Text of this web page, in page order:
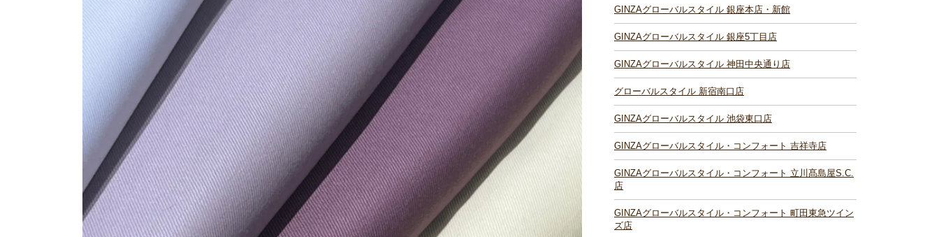
GINZAグローバルスタイル 銀座本店・新館
GINZAグローバルスタイル 銀座5丁目店
GINZAグローバルスタイル 神田中央通り店
グローバルスタイル 新宿南口店
GINZAグローバルスタイル 池袋東口店
GINZAグローバルスタイル・コンフォート 吉祥寺店
GINZAグローバルスタイル・コンフォート 立川髙島屋S.C.
店
GINZAグローバルスタイル・コンフォート 町田東急ツイン
ズ店